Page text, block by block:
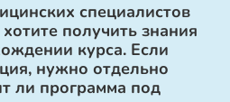
специалистов
получить знания
курса. Если
нужно отдельно
ли программа под